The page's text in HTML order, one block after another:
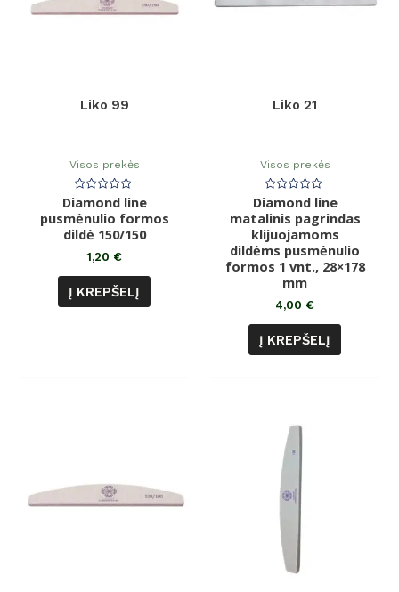
Liko 99
Visos prekės
Įvertinimas:
0
iš
5
Diamond line
pusmėnulio formos
dildė 150/150
1,20 €
Į KREPŠELĮ
Liko 21
Visos prekės
Įvertinimas:
0
iš
5
Diamond line
matalinis pagrindas
klijuojamoms
dildėms pusmėnulio
formos 1 vnt., 28×178
mm
4,00 €
Į KREPŠELĮ